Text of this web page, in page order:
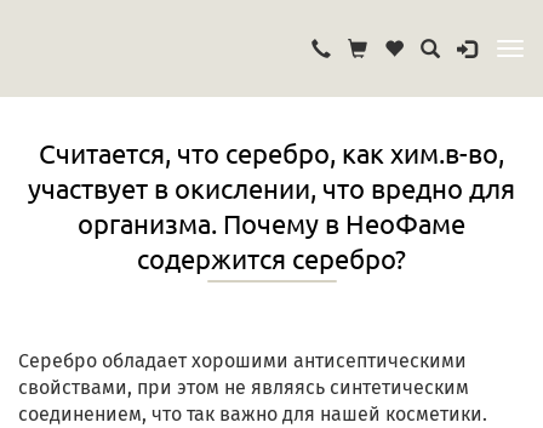
Cчитается, что серебро, как хим.в-во,
участвует в окислении, что вредно для
организма. Почему в НеоФаме
содержится серебро?
Серебро обладает хорошими антисептическими
свойствами, при этом не являясь синтетическим
соединением, что так важно для нашей косметики.